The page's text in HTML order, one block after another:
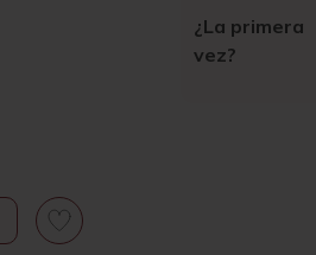
¿La primera
vez?